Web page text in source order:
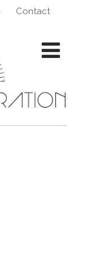
Contact